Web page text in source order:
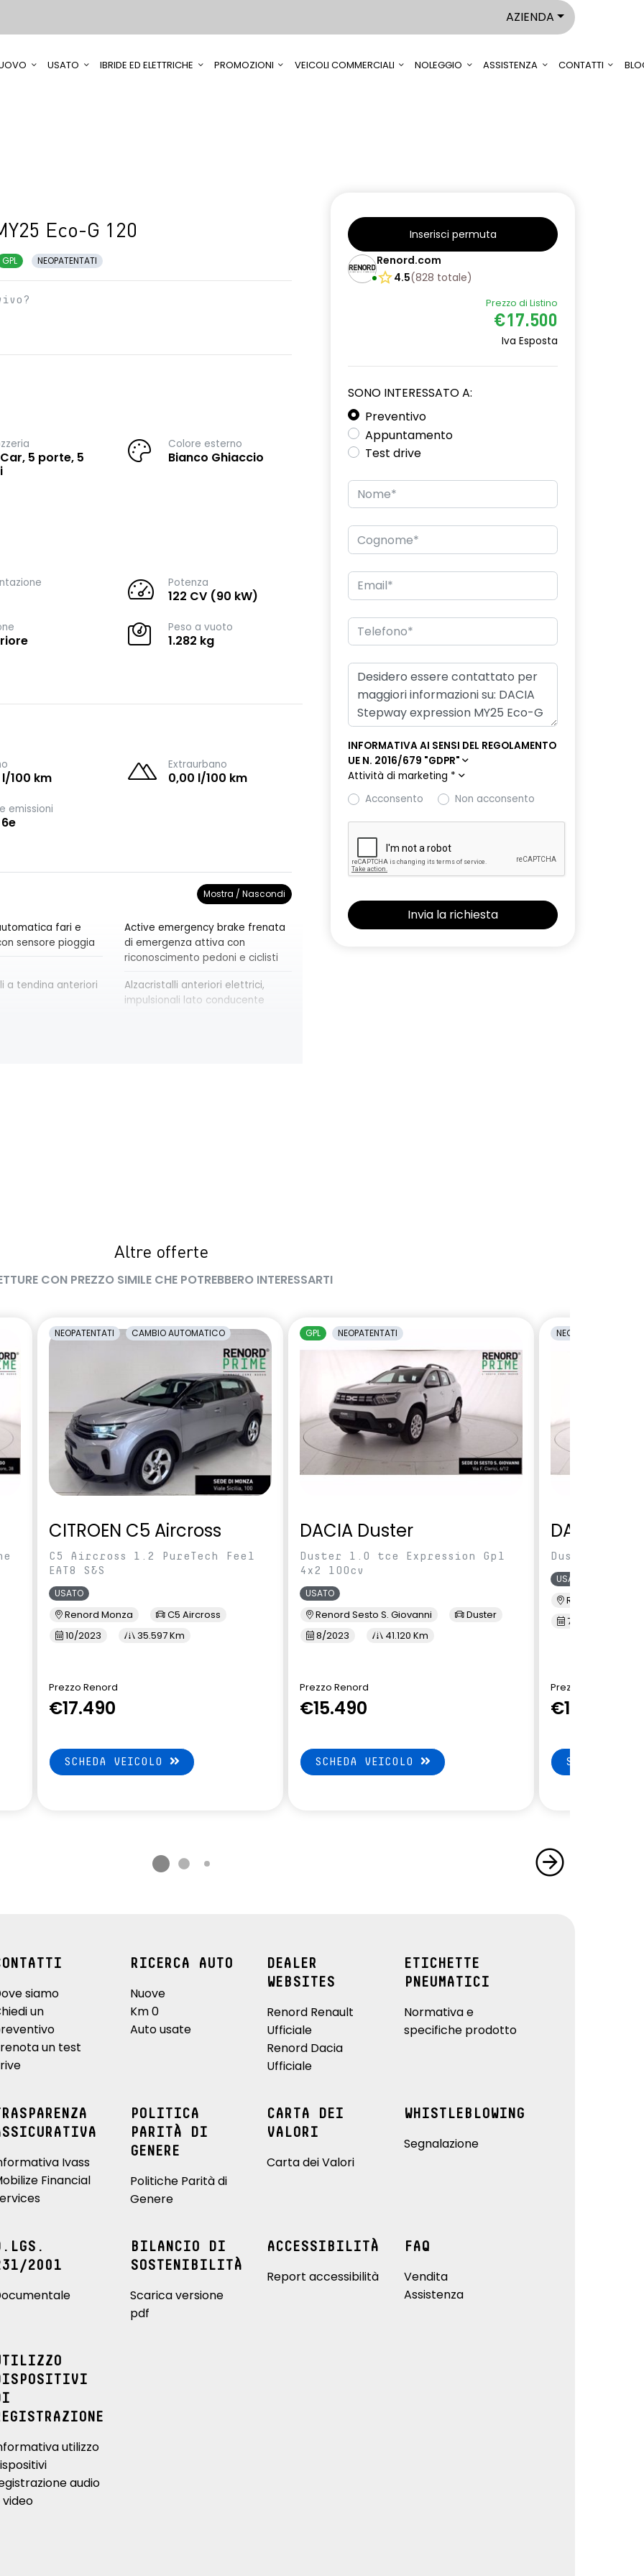
AZIENDA
USATO IBRIDE ED ELETTRICHE PROMOZIONI VEICOLI COMMERCIALI NOLEGGIO ASSISTENZA CONTATTI
Eco-G 120
GPL NEOPATENTATI
5 porte, 5
Colore esterno
Bianco Ghiaccio
Potenza
122 CV (90 kW)
Peso a vuoto
1.282 kg
100 km
Extraurbano
0,00 l/100 km
emissioni
Mostra / Nascondi
fari e
sensore pioggia
Active emergency brake frenata
di emergenza attiva con
riconoscimento pedoni e ciclisti
a tendina anteriori
Alzacristalli anteriori elettrici,
impulsionali lato conducente
con
Retrovisori esterni in tinta
regolabile in
Sedili con sistema isofix
posteriori
stato di
Videocamera posteriore
in altezza e
Voltante multifunzione
Inserisci permuta
Renord.com
4.5(828 totale)
Prezzo di Listino
€17.500
Iva Esposta
SONO INTERESSATO A:
Preventivo
Appuntamento
Test drive
INFORMATIVA AI SENSI DEL REGOLAMENTO
UE N. 2016/679 "GDPR"
Attività di marketing *
Acconsento
Non acconsento
Altre offerte
CON PREZZO SIMILE CHE POTREBBERO INTERESSARTI
NEOPATENTATI CAMBIO AUTOMATICO
CITROEN C5 Aircross
C5 Aircross 1.2 PureTech Feel
EAT8 S&S
USATO
Renord Monza
C5 Aircross
10/2023
35.597 Km
Prezzo Renord
€17.490
SCHEDA VEICOLO
GPL NEOPATENTATI
DACIA Duster
Duster 1.0 tce Expression Gpl
4x2 100cv
USATO
Renord Sesto S. Giovanni
Duster
8/2023
41.120 Km
Prezzo Renord
€15.490
SCHEDA VEICOLO
NEOPATENTATI
DACIA
Duster 1.0
USATO
Renord MI
7/2023
Prezzo Renord
€14.900
SCHEDA
siamo
un
un test
RICERCA AUTO
Nuove
Km 0
Auto usate
DEALER
WEBSITES
Renord Renault
Ufficiale
Renord Dacia
Ufficiale
ETICHETTE
PNEUMATICI
Normativa e
specifiche prodotto
Ivass
Financial
POLITICA
PARITÀ DI
GENERE
Politiche Parità di
Genere
CARTA DEI
VALORI
Carta dei Valori
WHISTLEBLOWING
Segnalazione
2001
BILANCIO DI
SOSTENIBILITÀ
Scarica versione
pdf
ACCESSIBILITÀ
Report accessibilità
FAQ
Vendita
Assistenza
utilizzo
audio
video